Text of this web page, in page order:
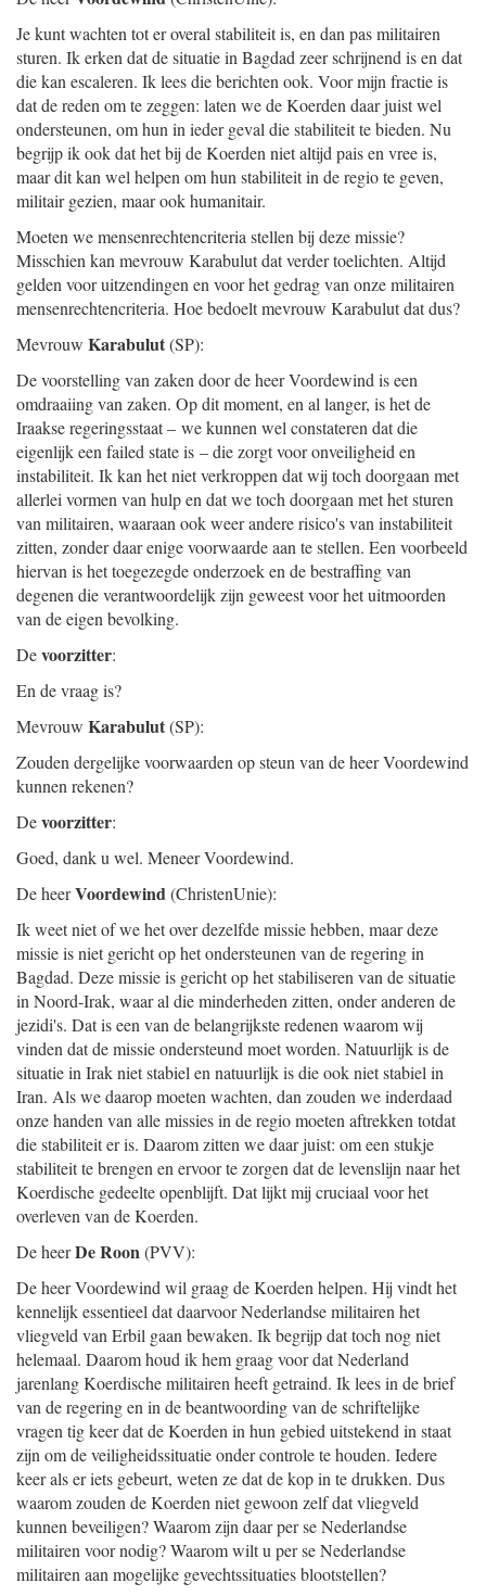
Je kunt wachten tot er overal stabiliteit is, en dan pas militairen
sturen. Ik erken dat de situatie in Bagdad zeer schrijnend is en dat
die kan escaleren. Ik lees die berichten ook. Voor mijn fractie is
dat de reden om te zeggen: laten we de Koerden daar juist wel
ondersteunen, om hun in ieder geval die stabiliteit te bieden. Nu
begrijp ik ook dat het bij de Koerden niet altijd pais en vree is,
maar dit kan wel helpen om hun stabiliteit in de regio te geven,
militair gezien, maar ook humanitair.
Moeten we mensenrechtencriteria stellen bij deze missie?
Misschien kan mevrouw Karabulut dat verder toelichten. Altijd
gelden voor uitzendingen en voor het gedrag van onze militairen
mensenrechtencriteria. Hoe bedoelt mevrouw Karabulut dat dus?
Mevrouw Karabulut(SP):
De voorstelling van zaken door de heer Voordewind is een
omdraaiing van zaken. Op dit moment, en al langer, is het de
Iraakse regeringsstaat – we kunnen wel constateren dat die
eigenlijk een failed state is – die zorgt voor onveiligheid en
instabiliteit. Ik kan het niet verkroppen dat wij toch doorgaan met
allerlei vormen van hulp en dat we toch doorgaan met het sturen
van militairen, waaraan ook weer andere risico's van instabiliteit
zitten, zonder daar enige voorwaarde aan te stellen. Een voorbeeld
hiervan is het toegezegde onderzoek en de bestraffing van
degenen die verantwoordelijk zijn geweest voor het uitmoorden
van de eigen bevolking.
Devoorzitter:
En de vraag is?
Mevrouw Karabulut(SP):
Zouden dergelijke voorwaarden op steun van de heer Voordewind
kunnen rekenen?
Devoorzitter:
Goed, dank u wel. Meneer Voordewind.
De heerVoordewind(ChristenUnie):
Ik weet niet of we het over dezelfde missie hebben, maar deze
missie is niet gericht op het ondersteunen van de regering in
Bagdad. Deze missie is gericht op het stabiliseren van de situatie
in Noord-Irak, waar al die minderheden zitten, onder anderen de
jezidi's. Dat is een van de belangrijkste redenen waarom wij
vinden dat de missie ondersteund moet worden. Natuurlijk is de
situatie in Irak niet stabiel en natuurlijk is die ook niet stabiel in
Iran. Als we daarop moeten wachten, dan zouden we inderdaad
onze handen van alle missies in de regio moeten aftrekken totdat
die stabiliteit er is. Daarom zitten we daar juist: om een stukje
stabiliteit te brengen en ervoor te zorgen dat de levenslijn naar het
Koerdische gedeelte openblijft. Dat lijkt mij cruciaal voor het
overleven van de Koerden.
De heerDe Roon(PVV):
De heer Voordewind wil graag de Koerden helpen. Hij vindt het
kennelijk essentieel dat daarvoor Nederlandse militairen het
vliegveld van Erbil gaan bewaken. Ik begrijp dat toch nog niet
helemaal. Daarom houd ik hem graag voor dat Nederland
jarenlang Koerdische militairen heeft getraind. Ik lees in de brief
van de regering en in de beantwoording van de schriftelijke
vragen tig keer dat de Koerden in hun gebied uitstekend in staat
zijn om de veiligheidssituatie onder controle te houden. Iedere
keer als er iets gebeurt, weten ze dat de kop in te drukken. Dus
waarom zouden de Koerden niet gewoon zelf dat vliegveld
kunnen beveiligen? Waarom zijn daar per se Nederlandse
militairen voor nodig? Waarom wilt u per se Nederlandse
militairen aan mogelijke gevechtssituaties blootstellen?